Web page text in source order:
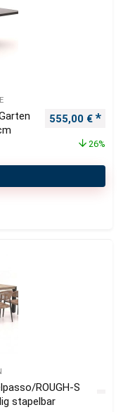
555,00 €
26%
ROUGH-S
stapelbar